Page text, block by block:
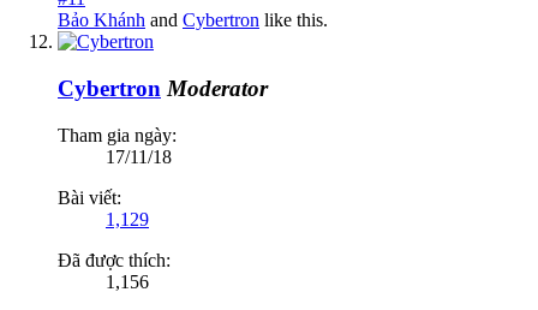
Bảo Khánh and Cybertron like this.
Cybertron Moderator
Tham gia ngày:
17/11/18
Bài viết:
1,129
Đã được thích:
1,156